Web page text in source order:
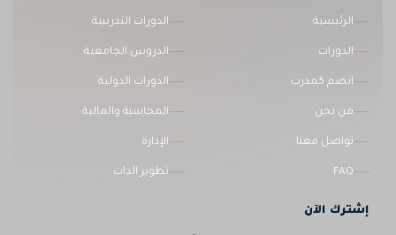
الرئيسية
الدورات
انضم كمدرب
من نحن
تواصل معنا
FAQ
الدورات التدريبية
الدروس الجامعية
الدورات الدولية
المحاسبة والمالية
الإدارة
تطوير الذات
إشترك الآن